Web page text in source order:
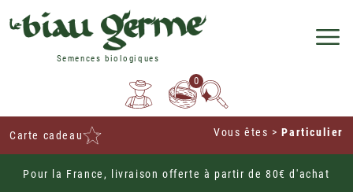
Semences biologiques
0
Carte cadeau Vous êtes >Particulier
Pour la France, livraison offerte à partir de 80€
Home Potagères Légumes Feuille